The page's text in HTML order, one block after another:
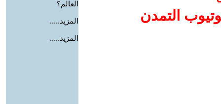
التمدن
العالم؟
المزيد.....
المزيد.....